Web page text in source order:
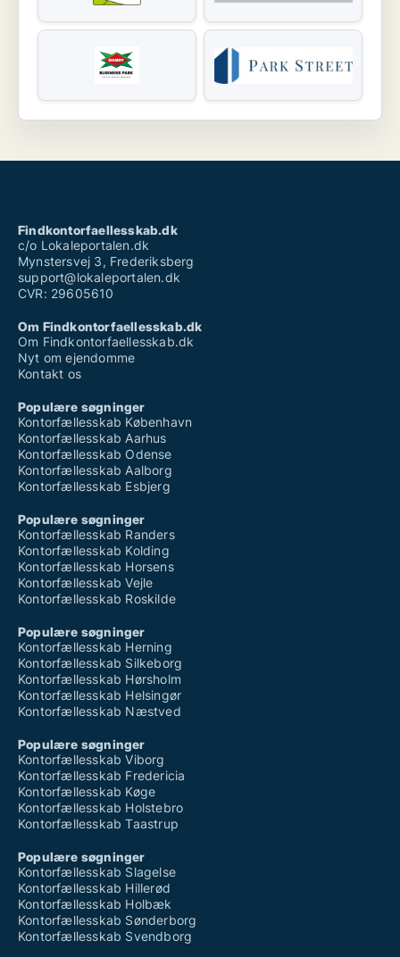
Findkontorfaellesskab.dk
c/o Lokaleportalen.dk
Mynstersvej 3, Frederiksberg
support@lokaleportalen.dk
CVR: 29605610
Om Findkontorfaellesskab.dk
Om Findkontorfaellesskab.dk
Nyt om ejendomme
Kontakt os
Populære søgninger
Kontorfællesskab København
Kontorfællesskab Aarhus
Kontorfællesskab Odense
Kontorfællesskab Aalborg
Kontorfællesskab Esbjerg
Populære søgninger
Kontorfællesskab Randers
Kontorfællesskab Kolding
Kontorfællesskab Horsens
Kontorfællesskab Vejle
Kontorfællesskab Roskilde
Populære søgninger
Kontorfællesskab Herning
Kontorfællesskab Silkeborg
Kontorfællesskab Hørsholm
Kontorfællesskab Helsingør
Kontorfællesskab Næstved
Populære søgninger
Kontorfællesskab Viborg
Kontorfællesskab Fredericia
Kontorfællesskab Køge
Kontorfællesskab Holstebro
Kontorfællesskab Taastrup
Populære søgninger
Kontorfællesskab Slagelse
Kontorfællesskab Hillerød
Kontorfællesskab Holbæk
Kontorfællesskab Sønderborg
Kontorfællesskab Svendborg